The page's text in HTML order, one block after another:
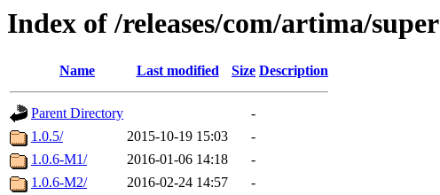
Index of /releases/com/artima/
Name Last modified Size Description
Parent Directory
-
1.0.5/
2015-10-19 15:03
-
1.0.6-M1/
2016-01-06 14:18
-
1.0.6-M2/
2016-02-24 14:57
-